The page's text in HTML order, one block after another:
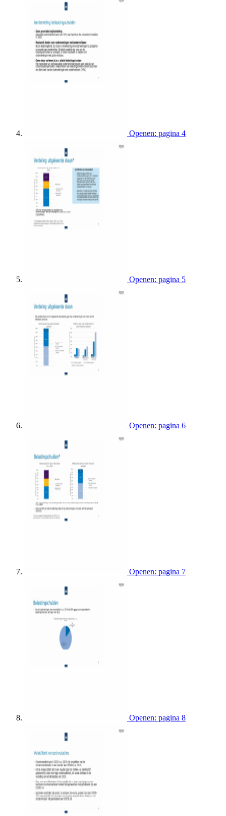
Openen: pagina 4
Openen: pagina 5
Openen: pagina 6
Openen: pagina 7
Openen: pagina 8